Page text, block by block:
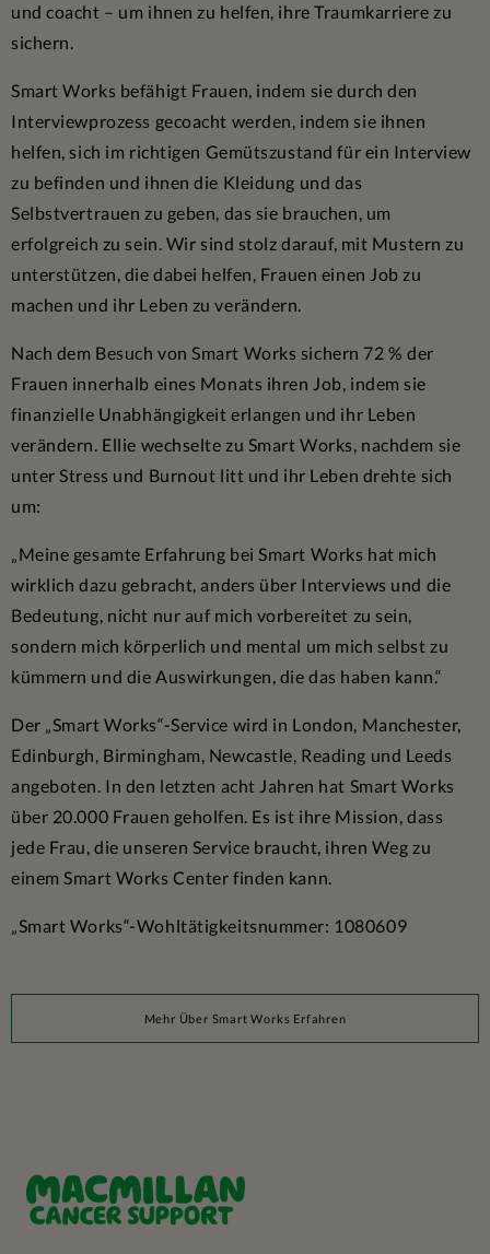
und coacht – um ihnen zu helfen, ihre Traumkarriere zu
sichern.
Smart Works befähigt Frauen, indem sie durch den
Interviewprozess gecoacht werden, indem sie ihnen
helfen, sich im richtigen Gemütszustand für ein Interview
zu befinden und ihnen die Kleidung und das
Selbstvertrauen zu geben, das sie brauchen, um
erfolgreich zu sein. Wir sind stolz darauf, mit Mustern zu
unterstützen, die dabei helfen, Frauen einen Job zu
machen und ihr Leben zu verändern.
Nach dem Besuch von Smart Works sichern 72 % der
Frauen innerhalb eines Monats ihren Job, indem sie
finanzielle Unabhängigkeit erlangen und ihr Leben
verändern. Ellie wechselte zu Smart Works, nachdem sie
unter Stress und Burnout litt und ihr Leben drehte sich
um:
„Meine gesamte Erfahrung bei Smart Works hat mich
wirklich dazu gebracht, anders über Interviews und die
Bedeutung, nicht nur auf mich vorbereitet zu sein,
sondern mich körperlich und mental um mich selbst zu
kümmern und die Auswirkungen, die das haben kann.“
Der „Smart Works“-Service wird in London, Manchester,
Edinburgh, Birmingham, Newcastle, Reading und Leeds
angeboten. In den letzten acht Jahren hat Smart Works
über 20.000 Frauen geholfen. Es ist ihre Mission, dass
jede Frau, die unseren Service braucht, ihren Weg zu
einem Smart Works Center finden kann.
„Smart Works“-Wohltätigkeitsnummer: 1080609
Mehr Über Smart Works Erfahren